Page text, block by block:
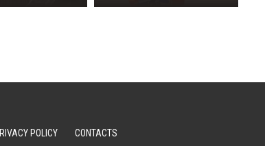
POLICY CONTACTS